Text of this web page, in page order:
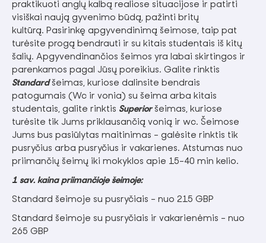
praktikuoti anglų kalbą realiose situacijose ir patirti
visiškai naują gyvenimo būdą, pažinti britų
kultūrą. Pasirinkę apgyvendinimą šeimose, taip pat
turėsite progą bendrauti ir su kitais studentais iš kitų
šalių. Apgyvendinančios šeimos yra labai skirtingos ir
parenkamos pagal Jūsų poreikius. Galite rinktis
Standardšeimas, kuriose dalinsite bendrais
patogumais (Wc ir vonia) su šeima arba kitais
studentais, galite rinktis Superior šeimas, kuriose
turėsite tik Jums priklausančią vonią ir wc. Šeimose
Jums bus pasiūlytas maitinimas – galėsite rinktis tik
pusryčius arba pusryčius ir vakarienes. Atstumas nuo
priimančių šeimų iki mokyklos apie 15-40 min kelio.
1 sav. kaina priimančioje šeimoje:
Standard šeimoje su pusryčiais – nuo 215 GBP
Standard šeimoje su pusryčiais ir vakarienėmis – nuo
265 GBP